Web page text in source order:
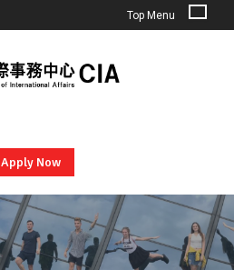
Top Menu
Apply Now